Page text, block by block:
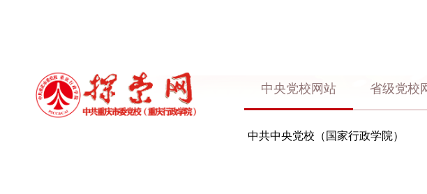
中央党校网站 省级党校
中共中央党校（国家行政学院）